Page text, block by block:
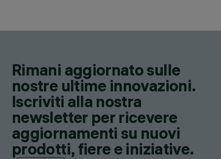
Rimani aggiornato sulle
nostre ultime innovazioni.
Iscriviti alla nostra
newsletter per ricevere
aggiornamenti su nuovi
prodotti, fiere e iniziative.